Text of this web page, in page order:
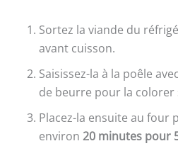
Sortez la viande du
avant cuisson.
Saisissez-la à la poêle
de beurre pour la colorer
Placez-la ensuite au four
environ 20 minutes pour